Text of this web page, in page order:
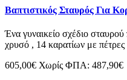
Βαπτιστικός Σταυρός Για
Ένα γυναικείο σχέδιο
χρυσό , 14 καρατίων με πέτρες
605,00€ Χωρίς ΦΠΑ: 487,90€